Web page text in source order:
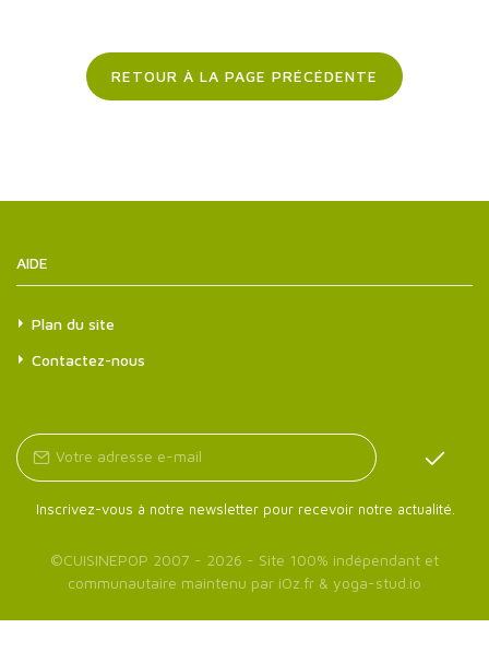
RETOUR À LA PAGE PRÉCÉDENTE
AIDE
Plan du site
Contactez-nous
Inscrivez-vous à notre newsletter pour recevoir notre actualité.
©CUISINEPOP 2007 - 2026 - Site 100% indépendant et
communautaire maintenu par iOz.fr & yoga-stud.io